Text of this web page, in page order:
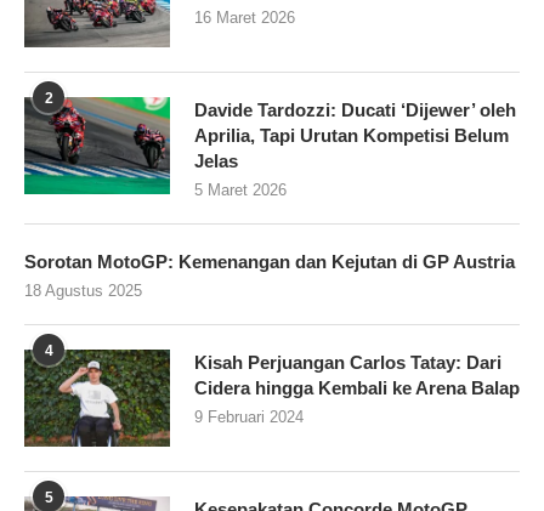
16 Maret 2026
2
Davide Tardozzi: Ducati ‘Dijewer’ oleh
Aprilia, Tapi Urutan Kompetisi Belum
Jelas
5 Maret 2026
Sorotan MotoGP: Kemenangan dan Kejutan di GP Austria
18 Agustus 2025
4
Kisah Perjuangan Carlos Tatay: Dari
Cidera hingga Kembali ke Arena Balap
9 Februari 2024
5